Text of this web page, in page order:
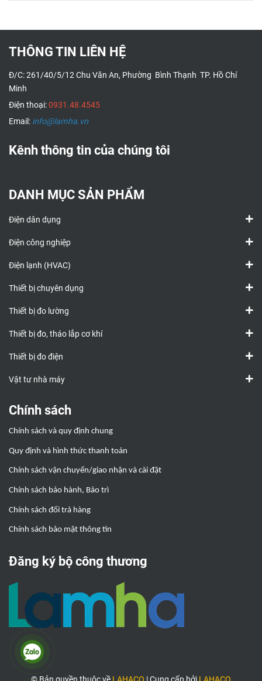
THÔNG TIN LIÊN HỆ
Đ/C: 261/40/5/12 Chu Văn An, Phường Bình Thạnh TP. Hồ Chí
Minh
Điện thoại:0931.48.4545
Email: info@lamha.vn
Kênh thông tin của chúng tôi
DANH MỤC SẢN PHẨM
Điện dân dụng
Điện công nghiệp
Điện lạnh (HVAC)
Thiết bị chuyên dụng
Thiết bị đo lường
Thiết bị đo, tháo lắp cơ khí
Thiết bị đo điện
Vật tư nhà máy
Chính sách
Chính sách và quy định chung
Quy định và hình thức thanh toán
Chính sách vận chuyển/giao nhận và cài đặt
Chính sách bảo hành, Bảo trì
Chính sách đổi trả hàng
Chính sách bảo mật thông tin
Đăng ký bộ công thương